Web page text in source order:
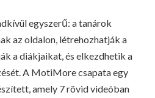
egyszerű: a tanárok
az oldalon, létrehozhatják a
a diákjaikat, és elkezdhetik a
A MotiMore csapata egy
amely 7 rövid videóban